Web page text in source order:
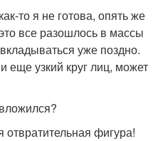
то я не готова, опять же
все разошлось в массы
уже поздно.
еще узкий круг лиц, может
отвратительная фигура!